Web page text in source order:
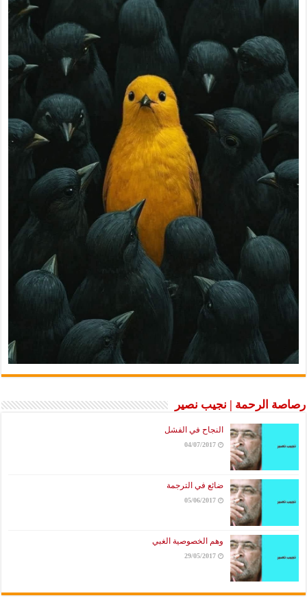
رصاصة الرحمة | نجيب نصير
النجاح في الفشل
04/07/2017
ضائع في الترجمة
05/06/2017
وهم الخصوصية الغبي
29/05/2017